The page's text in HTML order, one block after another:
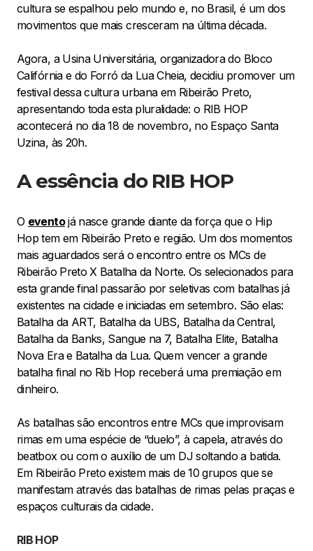
cultura se espalhou pelo mundo e, no Brasil, é um dos
movimentos que mais cresceram na última década.
Agora, a Usina Universitária, organizadora do Bloco
Califórnia e do Forró da Lua Cheia, decidiu promover um
festival dessa cultura urbana em Ribeirão Preto,
apresentando toda esta pluralidade: o RIB HOP
acontecerá no dia 18 de novembro, no Espaço Santa
Uzina, às 20h.
A essência do RIB HOP
O eventojá nasce grande diante da força que o Hip
Hop tem em Ribeirão Preto e região. Um dos momentos
mais aguardados será o encontro entre os MCs de
Ribeirão Preto X Batalha da Norte. Os selecionados para
esta grande final passarão por seletivas com batalhas já
existentes na cidade e iniciadas em setembro. São elas:
Batalha da ART, Batalha da UBS, Batalha da Central,
Batalha da Banks, Sangue na 7, Batalha Elite, Batalha
Nova Era e Batalha da Lua. Quem vencer a grande
batalha final no Rib Hop receberá uma premiação em
dinheiro.
As batalhas são encontros entre MCs que improvisam
rimas em uma espécie de “duelo”, à capela, através do
beatbox ou com o auxílio de um DJ soltando a batida.
Em Ribeirão Preto existem mais de 10 grupos que se
manifestam através das batalhas de rimas pelas praças e
espaços culturais da cidade.
RIB HOP